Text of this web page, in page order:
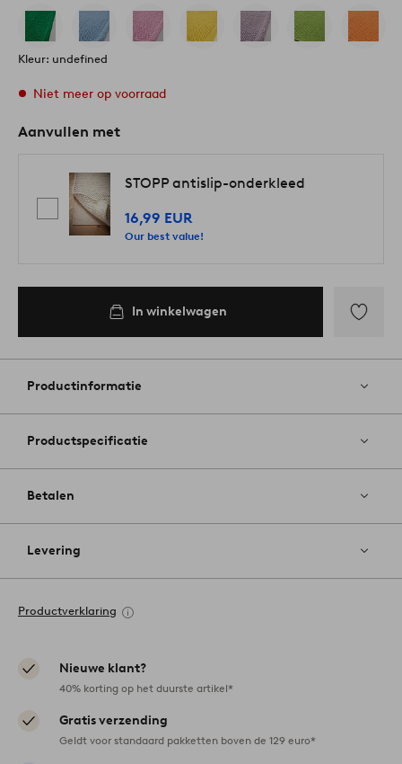
Kleur: undefined
Niet meer op voorraad
Aanvullen met
STOPP antislip-onderkleed
16,99 EUR
Our best value!
In winkelwagen
aan
Productinformatie
Productspecificatie
Betalen
Levering
Productverklaring
Nieuwe klant?
40% korting op het duurste artikel*
Gratis verzending
Geldt voor standaard pakketten boven de 129 euro*